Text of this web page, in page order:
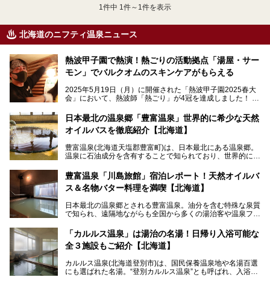
1 件中 1件～1件を表示
北海道のニフティ温泉ニュース
熱波甲子園で熱演！熱ごりの活動拠点「湯屋・サー
モン」でバルクオムのスキンケアがもらえる
2025年5月19日（月）に開催された「熱波甲子園2025春大
会」において、熱波師「熱ごり」が4冠を達成しました！
動拠点である北海道の銭湯「湯屋・サーモン」にて、メンズ
スキンケアブランド バルクオムの「ONE DAY KIT」を数量
限定でプレゼントいたします。
で、ぜひお試しください。※6月13日配布開始、なくなり次
第終了
───
提供元：株式会社バルクオム【PR】
この記事は株式会社バルクオム商品のPR記事です。
日本最北の温泉郷「豊富温泉」世界的に希少な天然
オイルバスを徹底紹介【北海道】
豊富温泉(北海道天塩郡豊富町)は、日本最北にある温泉郷。
温泉に石油成分を含有することで知られており、世界的にも
に特効があると言われ、遠隔地ながらも全国から湯治・療養
目的で多くの人々が訪れます。
地体験し、独自の視点で豊富温泉の“天然オイルバス”をレポ
ート。温泉地概要や日帰り入浴施設をはじめ、宿泊施設・ア
豊富温泉「川島旅館」宿泊レポート！天然オイルバ
ス＆名物バター料理を満喫【北海道】
日本最北の温泉郷とされる豊富温泉。油分を含む特殊な泉質
で知られ、遠隔地ながらも全国から多くの湯治客や温泉ファ
「川島旅館」は、豊富温泉の開湯当初から営業する老舗旅
館。とりわけ温泉の良さと名物のバター料理に定評があり、
の温泉や料理をはじめ、パブリックスペース・客室など宿の
全貌を徹底的にご紹介します！
「カルルス温泉」は湯治の名湯！日帰り入浴可能な
全３施設もご紹介【北海道】
カルルス温泉(北海道登別市)は、国民保養温泉地や名湯百選
にも選ばれた名湯。“登別カルルス温泉”とも呼ばれ、入浴剤